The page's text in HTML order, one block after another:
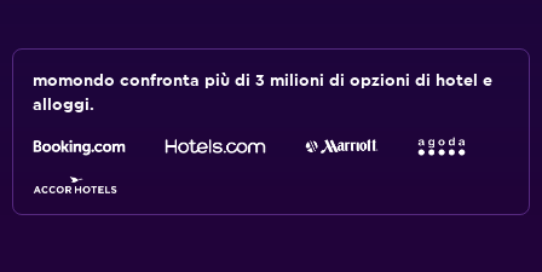
momondo confronta più di 3 milioni di opzioni di hotel e
alloggi.